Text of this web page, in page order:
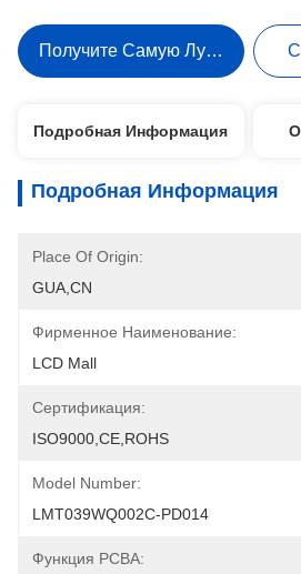
Получите Самую Лучшую Цену
Подробная Информация
Подробная Информация
Place Of Origin:
GUA,CN
Фирменное Наименование:
LCD Mall
Сертификация:
ISO9000,CE,ROHS
Model Number:
LMT039WQ002C-PD014
Функция PCBA: